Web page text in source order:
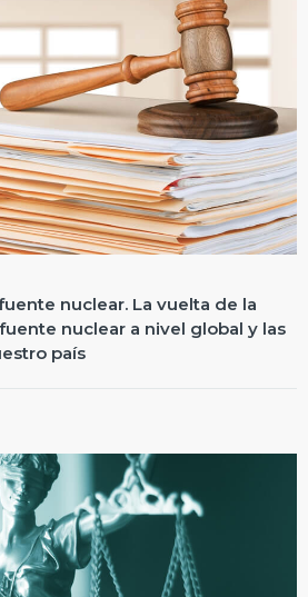
nuclear. La vuelta de la
nuclear a nivel global y las
país